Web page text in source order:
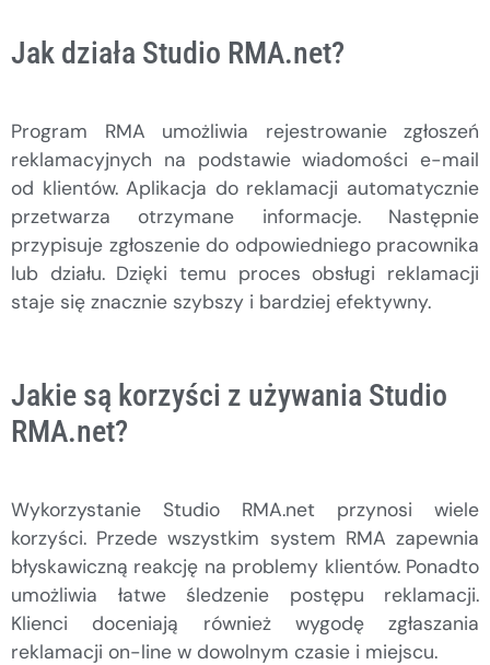
Jak działa Studio RMA.net?
Program RMA umożliwia rejestrowanie zgłoszeń
reklamacyjnych na podstawie wiadomości e-mail
od klientów. Aplikacja do reklamacji automatycznie
przetwarza otrzymane informacje. Następnie
przypisuje zgłoszenie do odpowiedniego pracownika
lub działu. Dzięki temu proces obsługi reklamacji
staje się znacznie szybszy i bardziej efektywny.
Jakie są korzyści z używania Studio
RMA.net?
Wykorzystanie Studio RMA.net przynosi wiele
korzyści. Przede wszystkim system RMA zapewnia
błyskawiczną reakcję na problemy klientów. Ponadto
umożliwia łatwe śledzenie postępu reklamacji.
Klienci doceniają również wygodę zgłaszania
reklamacji on-line w dowolnym czasie i miejscu.